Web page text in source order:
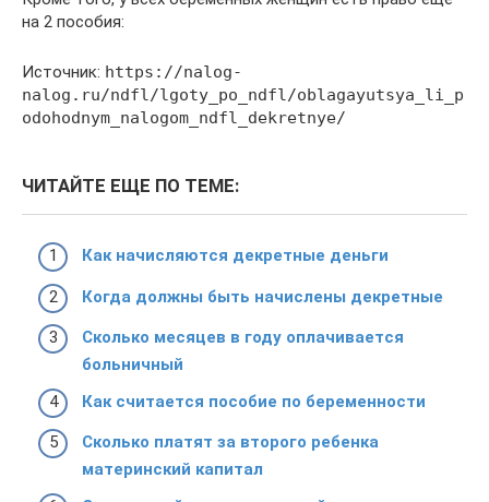
на 2 пособия:
Источник: https://nalog-
nalog.ru/ndfl/lgoty_po_ndfl/oblagayutsya_li_p
odohodnym_nalogom_ndfl_dekretnye/
ЧИТАЙТЕ ЕЩЕ ПО ТЕМЕ:
Как начисляются декретные деньги
Когда должны быть начислены декретные
Сколько месяцев в году оплачивается
больничный
Как считается пособие по беременности
Сколько платят за второго ребенка
материнский капитал